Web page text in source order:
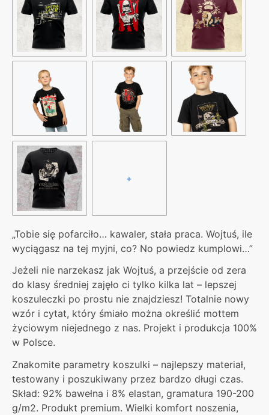
+
„Tobie się pofarciło… kawaler, stała praca. Wojtuś, ile
wyciągasz na tej myjni, co? No powiedz kumplowi…”
Jeżeli nie narzekasz jak Wojtuś, a przejście od zera
do klasy średniej zajęło ci tylko kilka lat – lepszej
koszuleczki po prostu nie znajdziesz! Totalnie nowy
wzór i cytat, który śmiało można określić mottem
życiowym niejednego z nas. Projekt i produkcja 100%
w Polsce.
Znakomite parametry koszulki – najlepszy materiał,
testowany i poszukiwany przez bardzo długi czas.
Skład: 92% bawełna i 8% elastan, gramatura 190-200
g/m2. Produkt premium. Wielki komfort noszenia,